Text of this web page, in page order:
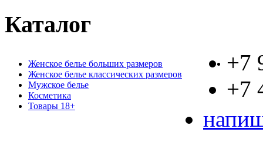
Каталог
Женское белье больших размеров
Женское белье классических размеров
Мужское белье
Косметика
Товары 18+
+7
+7